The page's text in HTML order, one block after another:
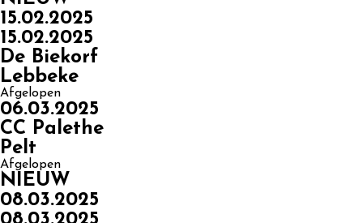
15.02.2025
15.02.2025
De Biekorf
Lebbeke
Afgelopen
06.03.2025
CC Palethe
Pelt
Afgelopen
NIEUW
08.03.2025